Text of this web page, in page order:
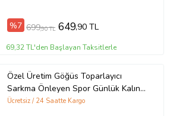
%7 699,90 TL 649,90 TL
69,32 TL'den Başlayan Taksitlerle
Özel Üretim Göğüs Toparlayıcı
Sarkma Önleyen Spor Günlük Kalın
Askılı Pedli Fitilli Crop Büstiyer
Ücretsiz / 24 Saatte Kargo